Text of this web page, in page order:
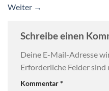
Weiter →
Schreibe einen
Deine E-Mail-Adresse
Erforderliche Felder sind
Kommentar*